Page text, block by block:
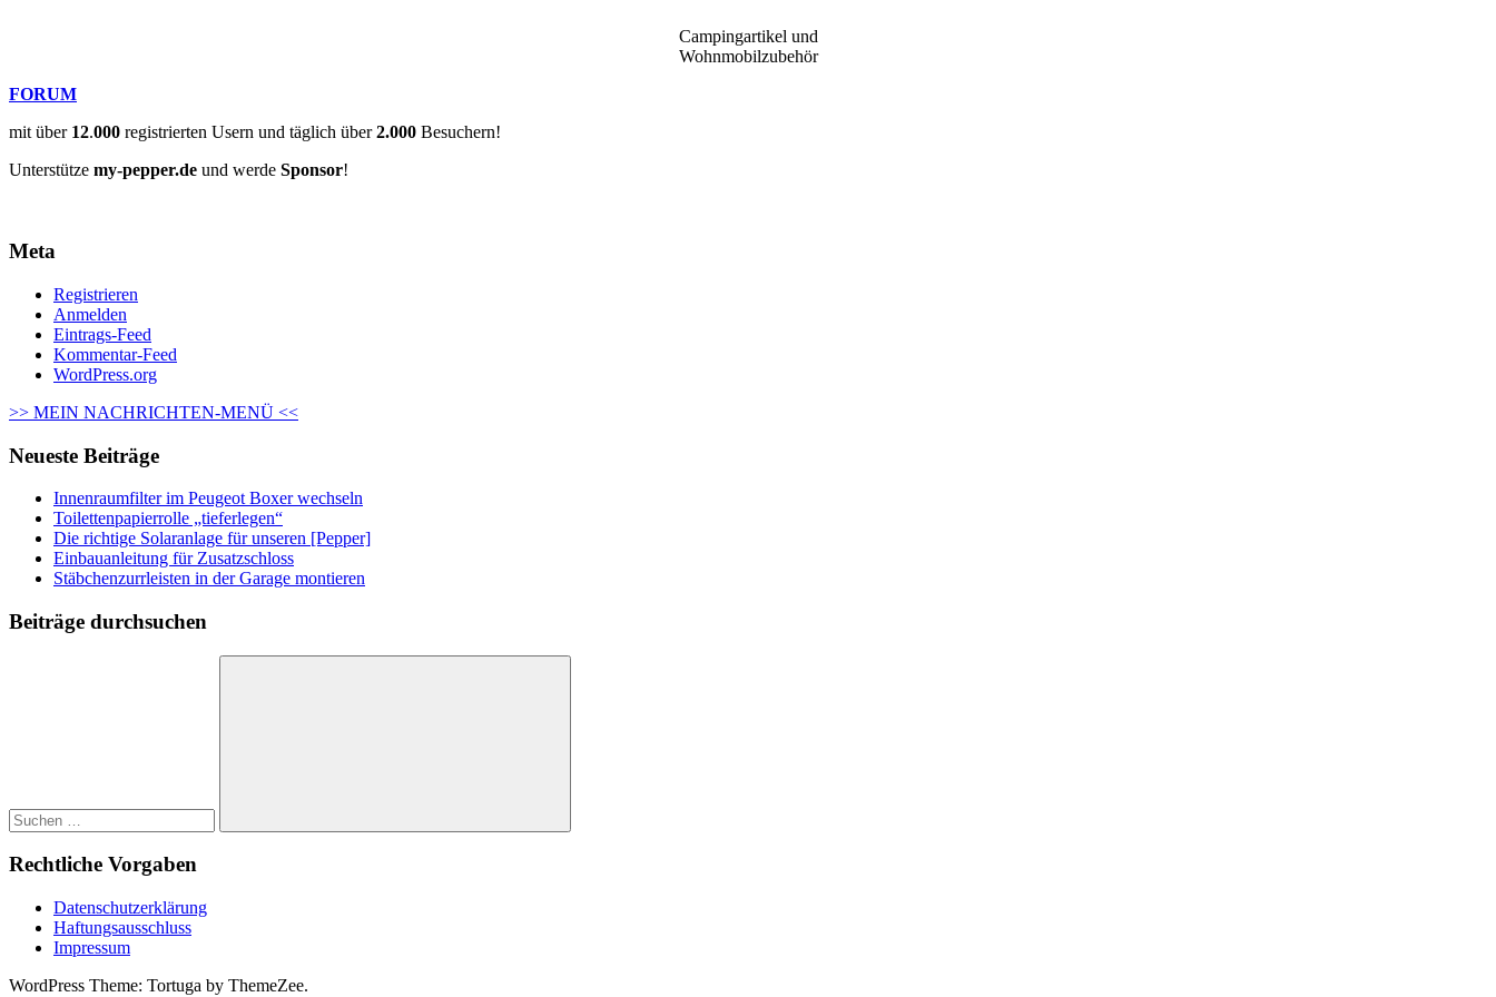
Campingartikel und
Wohnmobilzubehör
FORUM
mit über 12.000 registrierten Usern und täglich über2.000 Besuchern!
Unterstütze my-pepper.de und werde Sponsor!
Meta
Registrieren
Anmelden
Eintrags-Feed
Kommentar-Feed
WordPress.org
>> MEIN NACHRICHTEN-MENÜ <<
Neueste Beiträge
Innenraumfilter im Peugeot Boxer wechseln
Toilettenpapierrolle „tieferlegen“
Die richtige Solaranlage für unseren [Pepper]
Einbauanleitung für Zusatzschloss
Stäbchenzurrleisten in der Garage montieren
Beiträge durchsuchen
Suchen
Rechtliche Vorgaben
Datenschutzerklärung
Haftungsausschluss
Impressum
WordPress Theme: Tortuga by ThemeZee.